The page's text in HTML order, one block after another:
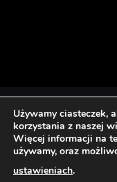
Używamy ciasteczek,
korzystania z naszej
Więcej informacji na
używamy, oraz
ustawieniach.